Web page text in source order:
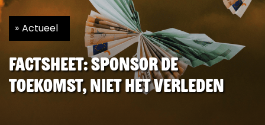
Actueel
Factsheet: Sponsor de
toekomst, niet het verleden